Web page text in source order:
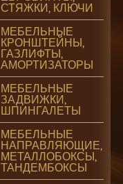
СТЯЖКИ, КЛЮЧИ
МЕБЕЛЬНЫЕ
КРОНШТЕЙНЫ,
ГАЗЛИФТЫ,
АМОРТИЗАТОРЫ
МЕБЕЛЬНЫЕ
ЗАДВИЖКИ,
ШПИНГАЛЕТЫ
МЕБЕЛЬНЫЕ
НАПРАВЛЯЮЩИЕ,
МЕТАЛЛОБОКСЫ,
ТАНДЕМБОКСЫ